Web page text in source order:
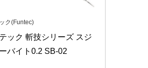
ク(Funtec)
ック 斬技シリーズ スジ
バイト0.2 SB-02